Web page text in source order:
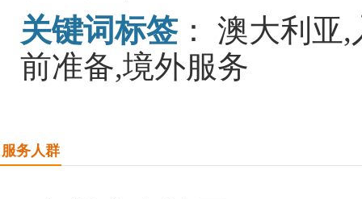
关键词标签： 澳大利亚,
前准备,境外服务
服务人群